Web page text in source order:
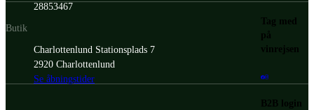
28853467
Butik
Charlottenlund Stationsplads 7
2920 Charlottenlund
Se åbningstider
Tag med
på
vinrejsen
B2B login